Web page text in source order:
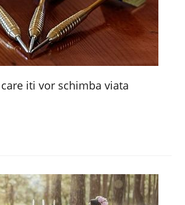
iti vor schimba viata